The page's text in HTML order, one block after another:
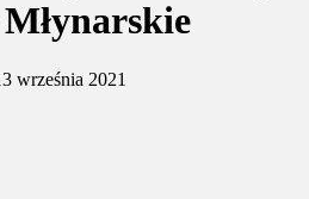
września 2021